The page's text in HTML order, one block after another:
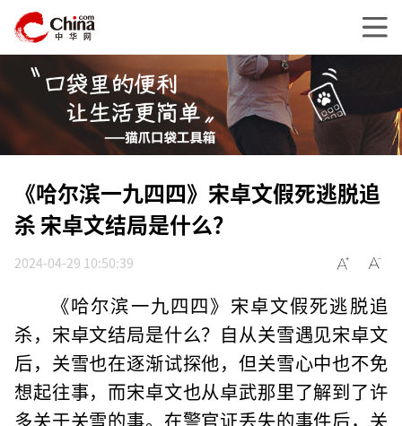
《哈尔滨一九四四》宋卓文假死逃脱追
杀 宋卓文结局是什么？
2024-04-29 10:50:39
《哈尔滨一九四四》宋卓文假死逃脱追
杀，宋卓文结局是什么？自从关雪遇见宋卓文
后，关雪也在逐渐试探他，但关雪心中也不免
想起往事，而宋卓文也从卓武那里了解到了许
多关于关雪的事。在警官证丢失的事件后，关